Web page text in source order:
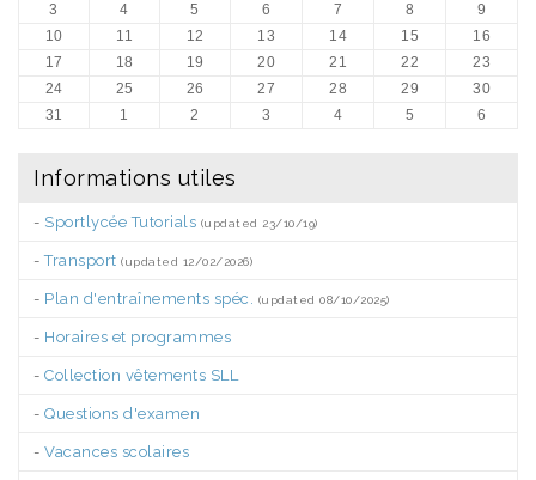
3
4 5 6 7 8
9
10
11 12 13 14 15
16
17
18 19 20 21 22
23
24
25 26 27 28 29
30
31
1 2 3 4 5 6
Informations utiles
- Sportlycée Tutorials (updated 23/10/19)
-Transport (updated 12/02/2026)
- Plan d'entraînements spéc. (updated 08/10/2025)
- Horaires et programmes
- Collection vêtements SLL
- Questions d'examen
- Vacances scolaires